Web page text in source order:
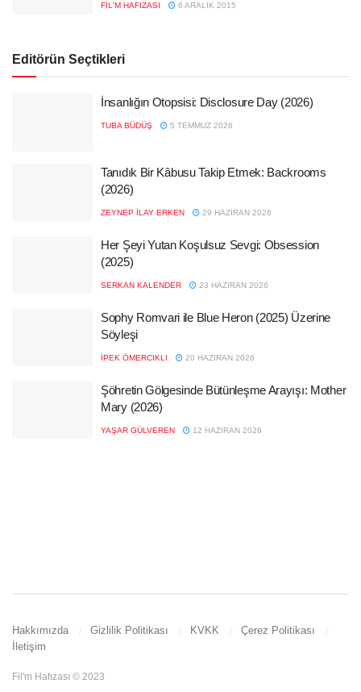
FIL'M HAFIZASI 6 ARALIK 2015
Editörün Seçtikleri
İnsanlığın Otopsisi: Disclosure Day (2026)
TUBA BÜDÜŞ 5 TEMMUZ 2026
Tanıdık Bir Kâbusu Takip Etmek: Backrooms
(2026)
ZEYNEP İLAY ERKEN 29 HAZIRAN 2026
Her Şeyi Yutan Koşulsuz Sevgi: Obsession
(2025)
SERKAN KALENDER 23 HAZIRAN 2026
Sophy Romvari ile Blue Heron (2025) Üzerine
Söyleşi
İPEK ÖMERCIKLI 20 HAZIRAN 2026
Şöhretin Gölgesinde Bütünleşme Arayışı: Mother
Mary (2026)
YAŞAR GÜLVEREN 12 HAZIRAN 2026
Hakkımızda Gizlilik Politikası KVKK
Çerez Politikası
İletişim
Fil'm Hafızası © 2023